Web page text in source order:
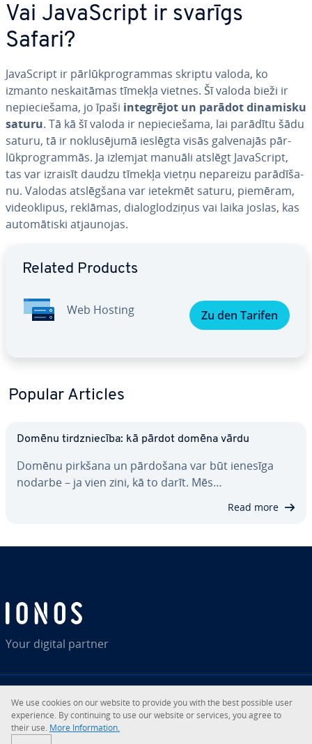
Vai Ja­vaScript ir svarīgs
Safari?
Ja­vaScript ir pār­lūkprog­ram­mas skriptu valoda, ko
izmanto ne­skai­tā­mas tīmekļa vietnes. Šī valoda bieži ir
ne­pie­cie­ša­ma, jo īpaši in­teg­rē­jot un parādot dinamisku
saturu. Tā kā šī valoda ir ne­pie­cie­ša­ma, lai parādītu šādu
saturu, tā ir no­klu­sē­ju­mā ieslēgta visās gal­ve­na­jās pār­
lūkprog­ram­mās. Ja izlemjat manuāli atslēgt Ja­vaScript,
tas var izraisīt daudzu tīmekļa vietņu nepareizu pa­rā­dī­ša­
nu. Valodas at­slēg­ša­na var ietekmēt saturu, piemēram,
vi­deok­li­pus, reklāmas, dia­log­lo­dzi­ņus vai laika joslas, kas
au­to­mā­tis­ki at­jau­no­jas.
Related Products
Web Hosting Zu den Tarifen
Popular Articles
Domēnu tirdznie­cī­ba: kā pārdot domēna vārdu
Domēnu pirkšana un pārdošana var būt ienesīga
nodarbe – ja vien zini, kā to darīt. Mēs…
Read more
Your digital partner
© 2026IONOS SE
RSS LinkedIntiktok Instagram
We use cookies on our website to provide you with the best possible user
expe­rien­ce. By con­ti­nuing to use our website or services, you agree to
their use. More In­for­ma­tion.